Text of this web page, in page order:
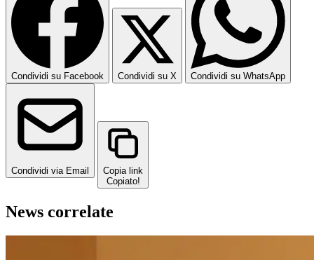
Condividi su Facebook Condividi su X Condividi su WhatsApp
Condividi via Email
Copia link
Copiato!
News correlate